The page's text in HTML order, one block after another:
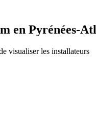
en Pyrénées-
visualiser les installateurs